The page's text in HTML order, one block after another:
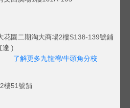
花園二期淘大商場2樓S138-139號鋪
達 )
了解更多九龍灣/牛頭角分校
樓51號舖